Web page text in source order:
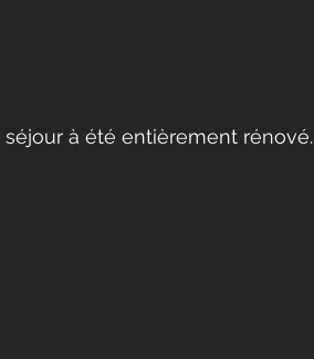
à été entièrement rénové.